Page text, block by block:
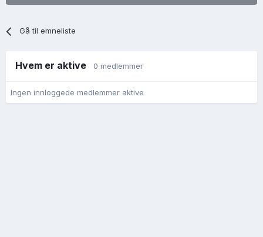
Gå til emneliste
Hvem er aktive 0 medlemmer
Ingen innloggede medlemmer aktive